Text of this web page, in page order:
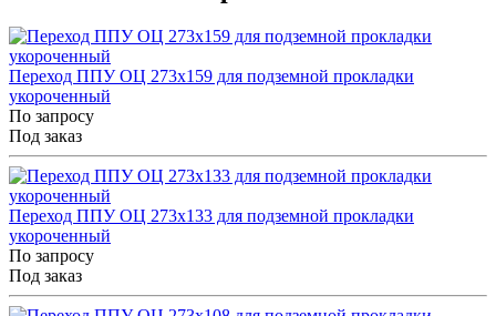
Переход ППУ ОЦ 273x159 для подземной прокладки
укороченный
По запросу
Под заказ
Переход ППУ ОЦ 273x133 для подземной прокладки
укороченный
По запросу
Под заказ